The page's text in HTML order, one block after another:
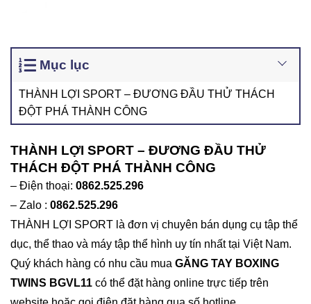
Mục lục
THÀNH LỢI SPORT – ĐƯƠNG ĐẦU THỬ THÁCH
ĐỘT PHÁ THÀNH CÔNG
THÀNH LỢI SPORT – ĐƯƠNG ĐẦU THỬ
THÁCH ĐỘT PHÁ THÀNH CÔNG
– Điện thoại: 0862.525.296
– Zalo : 0862.525.296
THÀNH LỢI SPORT là đơn vị chuyên bán dụng cụ tập thể
dục, thể thao và máy tập thể hình uy tín nhất tại Việt Nam.
Quý khách hàng có nhu cầu mua GĂNG TAY BOXING
TWINS BGVL11 có thể đặt hàng online trực tiếp trên